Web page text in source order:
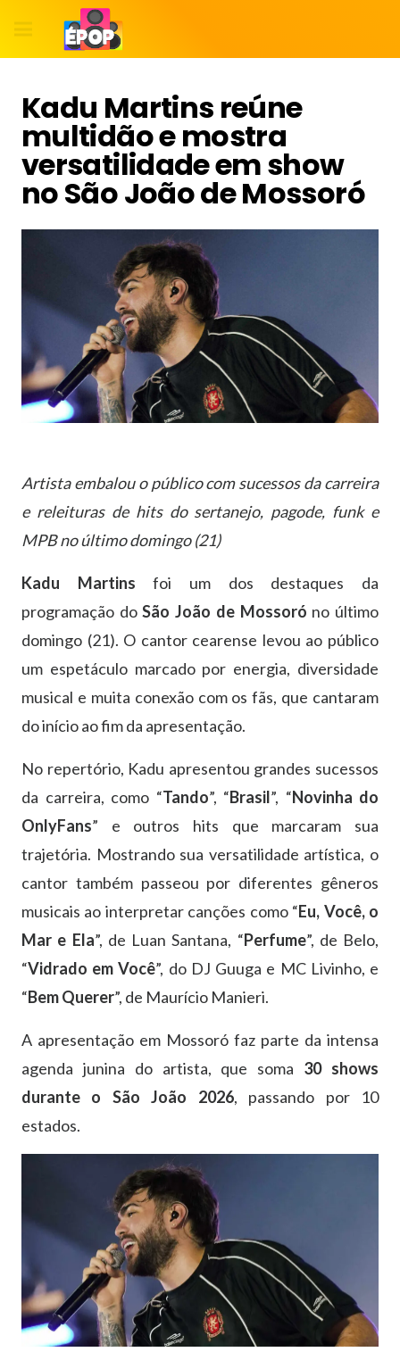
Kadu Martins reúne
multidão e mostra
versatilidade em show
no São João de Mossoró
Artista embalou o público com sucessos da carreira
e releituras de hits do sertanejo, pagode, funk e
MPB no último domingo (21)
Kadu Martins foi um dos destaques da
programação doSão João de Mossoró no último
domingo (21). O cantor cearense levou ao público
um espetáculo marcado por energia, diversidade
musical e muita conexão com os fãs, que cantaram
do início ao fim da apresentação.
No repertório, Kadu apresentou grandes sucessos
da carreira, como “Tando”, “Brasil”, “Novinha do
OnlyFans” e outros hits que marcaram sua
trajetória. Mostrando sua versatilidade artística, o
cantor também passeou por diferentes gêneros
musicais ao interpretar canções como “Eu, Você, o
Mar e Ela”, de Luan Santana, “Perfume”, de Belo,
“Vidrado em Você”, do DJ Guuga e MC Livinho, e
“Bem Querer”, de Maurício Manieri.
A apresentação em Mossoró faz parte da intensa
agenda junina do artista, que soma 30 shows
durante o São João 2026, passando por 10
estados.